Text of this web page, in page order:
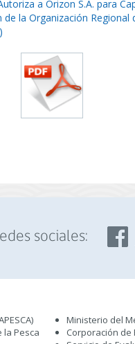
a Orizon S.A. para
la Organización Regional
sociales:
Pesca
Ministerio del
Corporación de